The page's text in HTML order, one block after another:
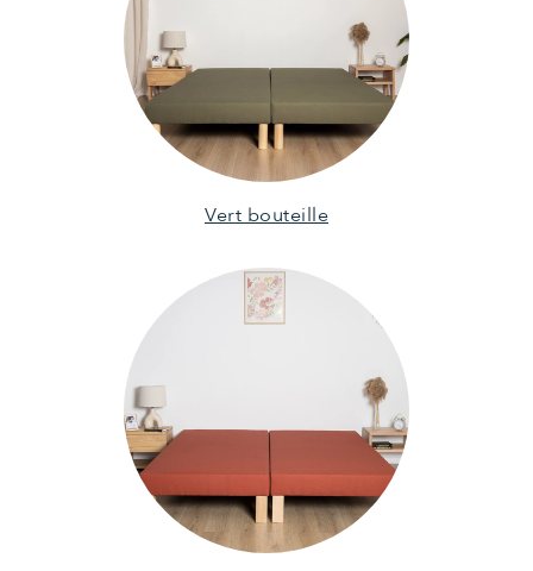
Vert bouteille